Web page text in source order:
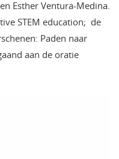
Esther Ventura-Medina.
STEM education; de
Paden naar
aan de oratie